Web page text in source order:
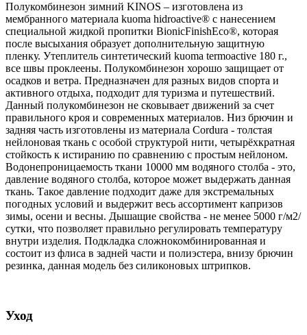
Полукомбинезон зимний KINOS – изготовлена из
мембранного материала kuoma hidroactive® с нанесением
специальной жидкой пропитки BionicFinishEco®, которая
после высыхания образует дополнительную защитную
пленку. Утеплитель синтетический kuoma termoactive 180 г.,
все швы проклеены. Полукомбинезон хорошо защищает от
осадков и ветра. Предназначен для разных видов спорта и
активного отдыха, подходит для туризма и путешествий.
Данный полукомбинезон не сковывает движений за счет
правильного кроя и современных материалов. Низ брючин и
задняя часть изготовлены из материала Cordurа - толстая
нейлоновая ткань с особой структурой нити, четырёхкратная
стойкость к истиранию по сравнению с простым нейлоном.
Водонепроницаемость ткани 10000 мм водяного столба - это,
давление водяного столба, которое может выдержать данная
ткань. Такое давление подходит даже для экстремальных
погодных условий и выдержит весь ассортимент капризов
зимы, осени и весны. Дышащие свойства - не менее 5000 г/м2/
сутки, что позволяет правильно регулировать температуру
внутри изделия. Подкладка сложнокомбинированная и
состоит из флиса в задней части и полиэстера, внизу брючин
резинка, данная модель без силиконовых штрипков.
Уход